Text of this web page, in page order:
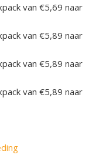
van €5,69 naar
van €5,89 naar
van €5,89 naar
van €5,89 naar